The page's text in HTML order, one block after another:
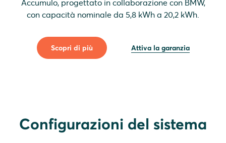
Accumulo, progettato in collaborazione con BMW,
con capacità nominale da 5,8 kWh a 20,2 kWh.
Scopri di più Attiva la garanzia
Configurazioni del sistema